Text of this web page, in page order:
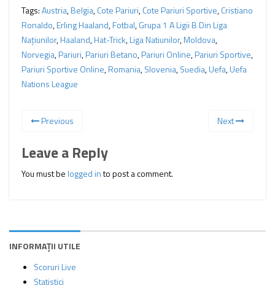
Tags:Austria,Belgia,Cote Pariuri,Cote Pariuri Sportive,Cristiano
Ronaldo,Erling Haaland,Fotbal,Grupa 1 A Ligii B Din Liga
Naţiunilor,Haaland,Hat-Trick,Liga Natiunilor,Moldova,
Norvegia,Pariuri,Pariuri Betano,Pariuri Online,Pariuri Sportive,
Pariuri Sportive Online,Romania,Slovenia,Suedia,Uefa,Uefa
Nations League
Previous Next
Leave a Reply
You must belogged into post a comment.
INFORMAȚII UTILE
Scoruri Live
Statistici